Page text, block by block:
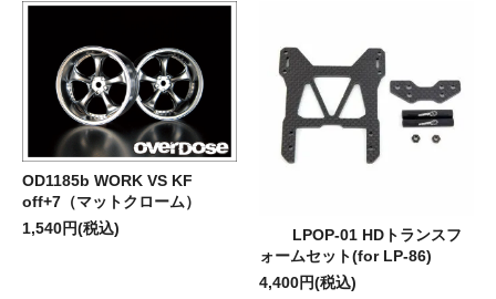
OD1185b WORK VS KF
off+7（マットクローム）
1,540円(税込)
LPOP-01 HDトランスフ
ォームセット(for LP-86)
4,400円(税込)